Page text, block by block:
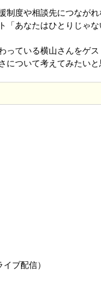
制度や相談先につなが
あなたはひとりじゃな
っている横山さんをゲ
ついて考えてみたいと
ブ配信）